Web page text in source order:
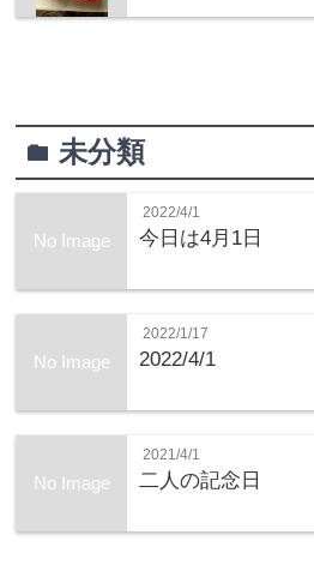
folder未分類
No Image
2022/4/1
今日は4月1日
No Image
2022/1/17
2022/4/1
No Image
2021/4/1
二人の記念日